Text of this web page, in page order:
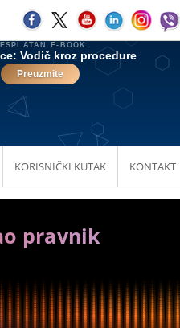
KORISNIČKI KUTAK KONTAKT
pravnik